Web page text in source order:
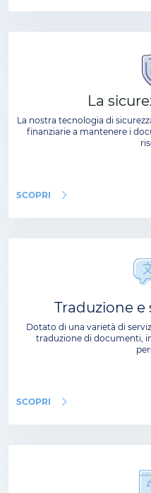
La
La nostra tecnologia di
finanziarie a mantenere i
SCOPRI
Traduzione e
Dotato di una varietà di
traduzione di documenti,
SCOPRI